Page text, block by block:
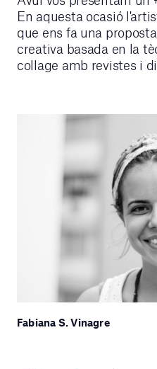
En aquesta ocasió
que ens fa una
creativa basada en la
collage amb revistes i
Fabiana S. Vinagre